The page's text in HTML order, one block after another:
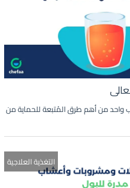
واحد من أهم طرق المُتبعة للحماية من
التغذية العلاجية